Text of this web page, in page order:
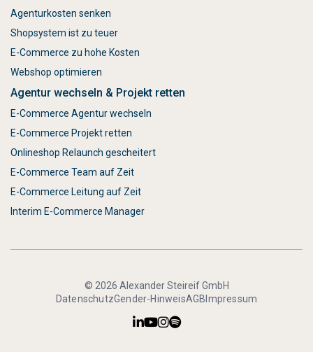
Agenturkosten senken
Shopsystem ist zu teuer
E-Commerce zu hohe Kosten
Webshop optimieren
Agentur wechseln & Projekt retten
E-Commerce Agentur wechseln
E-Commerce Projekt retten
Onlineshop Relaunch gescheitert
E-Commerce Team auf Zeit
E-Commerce Leitung auf Zeit
Interim E-Commerce Manager
© 2026 Alexander Steireif GmbH
DatenschutzGender-HinweisAGB Impressum
